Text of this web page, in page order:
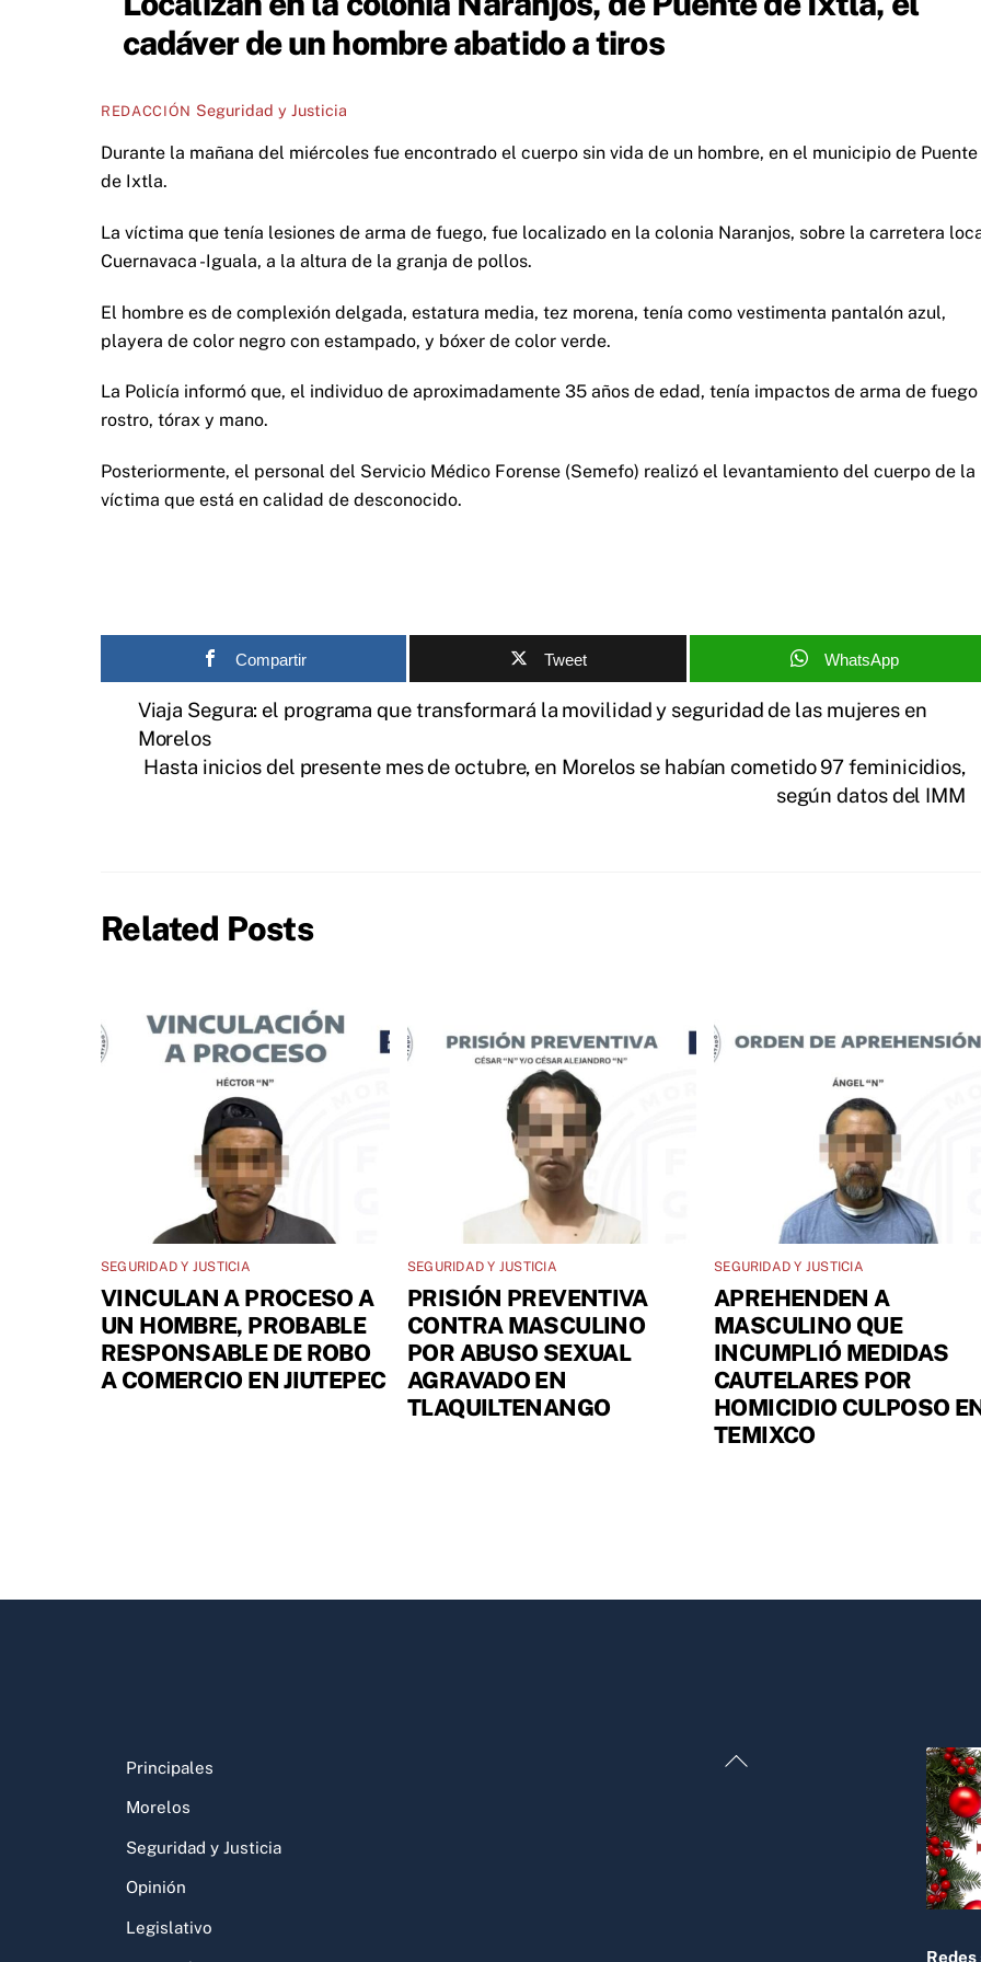
cadáver de un hombre abatido a tiros
REDACCIÓN Seguridad y Justicia
Durante la mañana del miércoles fue encontrado el cuerpo sin vida de un hombre, en el municipio de Puente
de Ixtla.
La víctima que tenía lesiones de arma de fuego, fue localizado en la colonia Naranjos, sobre la carretera
Cuernavaca -Iguala, a la altura de la granja de pollos.
El hombre es de complexión delgada, estatura media, tez morena, tenía como vestimenta pantalón azul,
playera de color negro con estampado, y bóxer de color verde.
La Policía informó que, el individuo de aproximadamente 35 años de edad, tenía impactos de arma de fuego
rostro, tórax y mano.
Posteriormente, el personal del Servicio Médico Forense (Semefo) realizó el levantamiento del cuerpo de la
víctima que está en calidad de desconocido.
Compartir Tweet WhatsApp
Viaja Segura: el programa que transformará la movilidad y seguridad de las mujeres en
Morelos
Hasta inicios del presente mes de octubre, en Morelos se habían cometido 97 feminicidios,
según datos del IMM
Related Posts
SEGURIDAD Y JUSTICIA
VINCULAN A PROCESO A
UN HOMBRE, PROBABLE
RESPONSABLE DE ROBO
A COMERCIO EN JIUTEPEC
SEGURIDAD Y JUSTICIA
PRISIÓN PREVENTIVA
CONTRA MASCULINO
POR ABUSO SEXUAL
AGRAVADO EN
TLAQUILTENANGO
SEGURIDAD Y JUSTICIA
APREHENDEN A
MASCULINO QUE
INCUMPLIÓ MEDIDAS
CAUTELARES POR
HOMICIDIO CULPOSO
TEMIXCO
Back
Principales
Morelos
Seguridad y Justicia
Opinión
Legislativo